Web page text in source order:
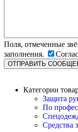
Поля, отмеченные
заполнения.
Категории
Защита
По
Средства